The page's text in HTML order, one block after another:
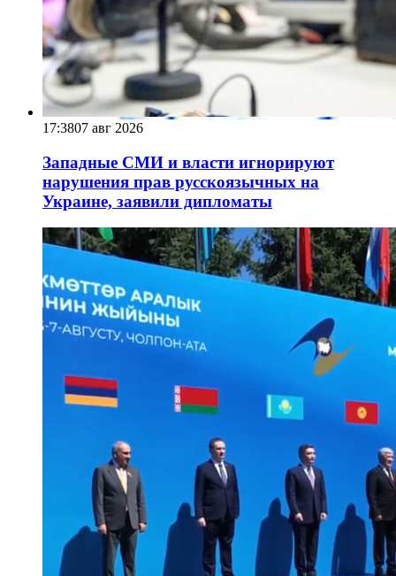
17:3807 авг 2026
Западные СМИ и власти игнорируют
нарушения прав русскоязычных на
Украине, заявили дипломаты